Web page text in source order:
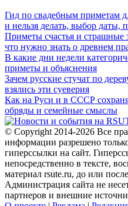
Гид по свадебным приметам
и нельзя делать, выбор даты,
Приметы счастья и страшные
что нужно знать о древнем
В какие дни недели
приметы и объяснения
Зачем русские стучат по
взялись эти суеверия
Как на Руси и в СССР
обряды и семейные смыслы
© Copyright 2014-2026 Все
информации разрешено
гиперссылки на сайт.
непосредственно в тексте,
материал rsute.ru, до или
Администрация сайта не
партнеров и внешние